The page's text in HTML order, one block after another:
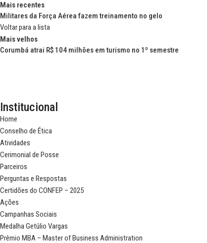
Mais recentes
Militares da Força Aérea fazem treinamento no gelo
Voltar para a lista
Mais velhos
Corumbá atrai R$ 104 milhões em turismo no 1º semestre
Institucional
Home
Conselho de Ética
Atividades
Cerimonial de Posse
Parceiros
Perguntas e Respostas
Certidões do CONFEP – 2025
Ações
Campanhas Sociais
Medalha Getúlio Vargas
Prêmio MBA – Master of Business Administration